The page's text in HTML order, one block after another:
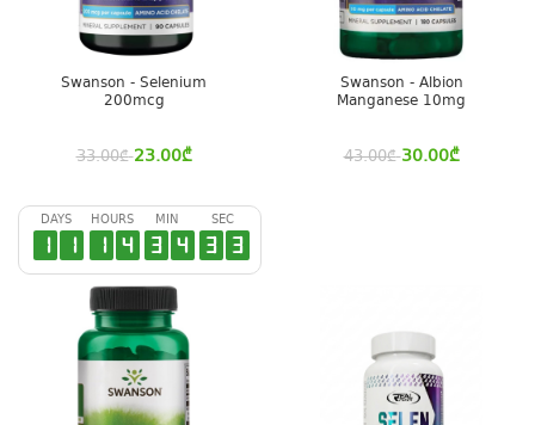
Swanson - Selenium
200mcg
33.00₾ 23.00₾
Swanson - Albion
Manganese 10mg
43.00₾ 30.00₾
DAYS
1 1
HOURS
1 4
MIN
3 4
SEC
3 2